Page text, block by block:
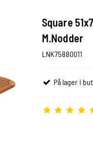
Square
M.Nodder
LNK75880011
På lager i